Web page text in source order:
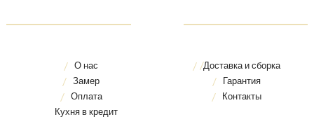
О нас
Замер
Оплата
Кухня в кредит
Доставка и сборка
Гарантия
Контакты